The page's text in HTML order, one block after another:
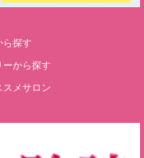
ら探す
ーから探す
スメサロン